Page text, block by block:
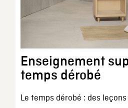
Enseignement
temps dérobé
Le temps dérobé : des